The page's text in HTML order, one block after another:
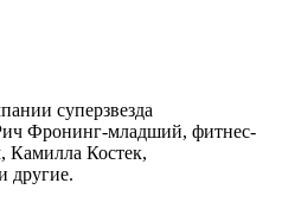
суперзвезда
Фронинг-младший, фитнес-
Камилла Костек,
другие.